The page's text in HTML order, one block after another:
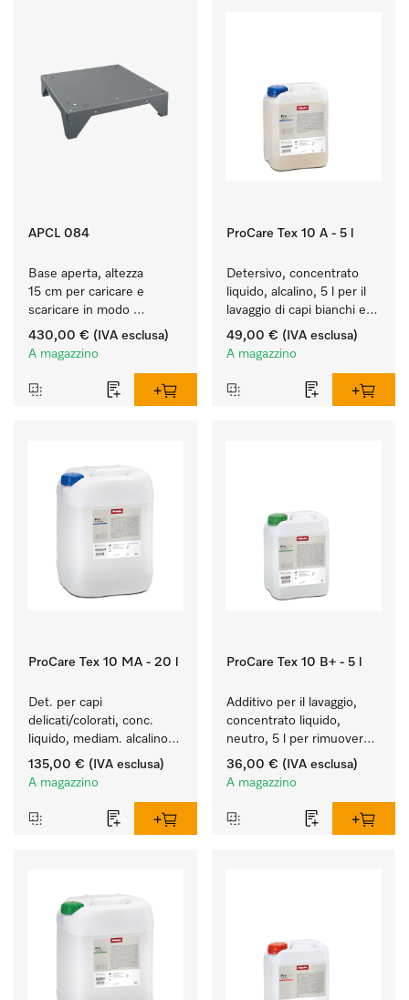
APCL 084
Base aperta, altezza
15 cm per caricare e
scaricare in modo
ergonomico la lavatrice e
l'essiccatoio.
430,00 € (IVA esclusa)
A magazzino
ProCare Tex 10 A - 5 l
Detersivo, concentrato
liquido, alcalino, 5 l per il
lavaggio di capi bianchi e
colorati resistenti.
49,00 € (IVA esclusa)
A magazzino
ProCare Tex 10 MA - 20 l
Det. per capi
delicati/colorati, conc.
liquido, mediam. alcalino,
20 l per il lavaggio di capi
colorati e capi delicati.
135,00 € (IVA esclusa)
A magazzino
ProCare Tex 10 B+ - 5 l
Additivo per il lavaggio,
concentrato liquido,
neutro, 5 l per rimuovere
in modo efficace le
macchie di grasso.
36,00 € (IVA esclusa)
A magazzino